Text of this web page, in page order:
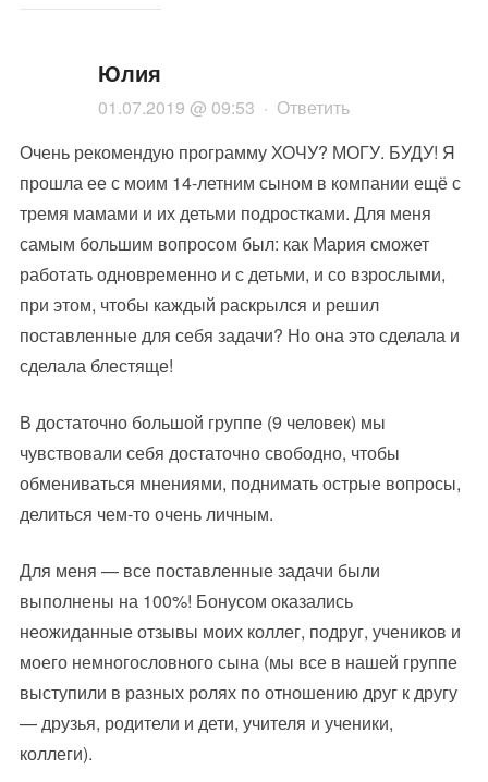
Юлия
01.07.2019 @ 09:53 · Ответить
Очень рекомендую программу ХОЧУ? МОГУ. БУДУ! Я
прошла ее с моим 14-летним сыном в компании ещё с
тремя мамами и их детьми подростками. Для меня
самым большим вопросом был: как Мария сможет
работать одновременно и с детьми, и со взрослыми,
при этом, чтобы каждый раскрылся и решил
поставленные для себя задачи? Но она это сделала и
сделала блестяще!
В достаточно большой группе (9 человек) мы
чувствовали себя достаточно свободно, чтобы
обмениваться мнениями, поднимать острые вопросы,
делиться чем-то очень личным.
Для меня — все поставленные задачи были
выполнены на 100%! Бонусом оказались
неожиданные отзывы моих коллег, подруг, учеников и
моего немногословного сына (мы все в нашей группе
выступили в разных ролях по отношению друг к другу
— друзья, родители и дети, учителя и ученики,
коллеги).